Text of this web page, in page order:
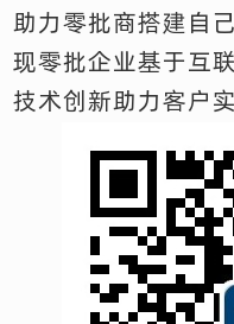
助力零批商搭建自
现零批企业基于互
技术创新助力客户